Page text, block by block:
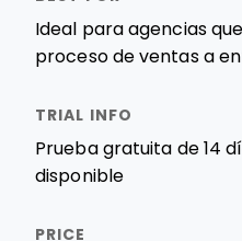
Ideal para agencias
proceso de ventas a
Prueba gratuita de 14
disponible